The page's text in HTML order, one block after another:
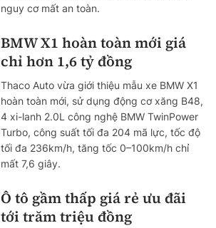
nguy cơ mất an toàn.
BMW X1 hoàn toàn mới giá
chỉ hơn 1,6 tỷ đồng
Thaco Auto vừa giới thiệu mẫu xe BMW X1
hoàn toàn mới, sử dụng động cơ xăng B48,
4 xi-lanh 2.0L công nghệ BMW TwinPower
Turbo, công suất tối đa 204 mã lực, tốc độ
tối đa 236km/h, tăng tốc 0–100km/h chỉ
mất 7,6 giây.
Ô tô gầm thấp giá rẻ ưu đãi
tới trăm triệu đồng